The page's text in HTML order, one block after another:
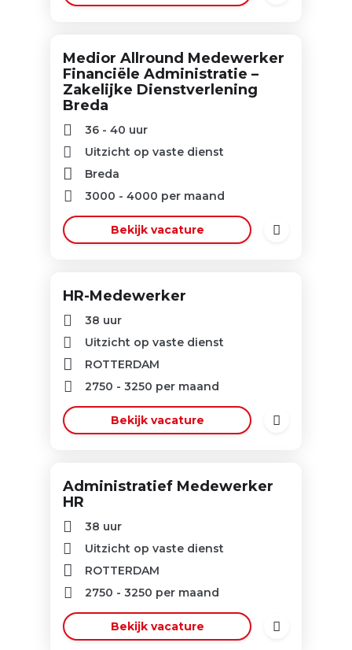
Medior Allround Medewerker
Financiële Administratie –
Zakelijke Dienstverlening
Breda
36 - 40 uur
Uitzicht op vaste dienst
Breda
3000 - 4000 per maand
Bekijk vacature
HR-Medewerker
38 uur
Uitzicht op vaste dienst
ROTTERDAM
2750 - 3250 per maand
Bekijk vacature
Administratief Medewerker
HR
38 uur
Uitzicht op vaste dienst
ROTTERDAM
2750 - 3250 per maand
Bekijk vacature